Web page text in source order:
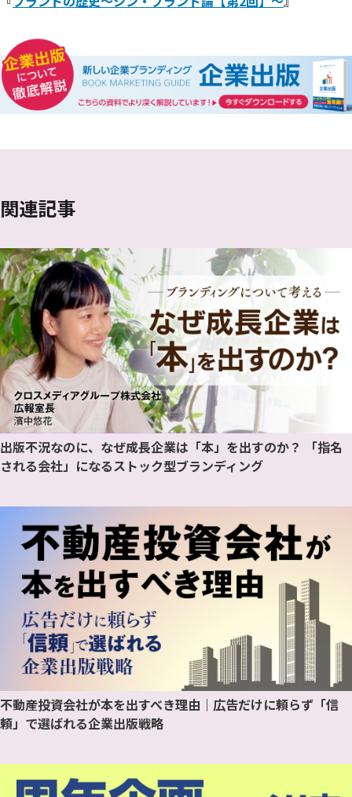
関連記事
出版不況なのに、なぜ成長企業は「本」を出すのか？ 「指名
される会社」になるストック型ブランディング
不動産投資会社が本を出すべき理由｜広告だけに頼らず「信
頼」で選ばれる企業出版戦略